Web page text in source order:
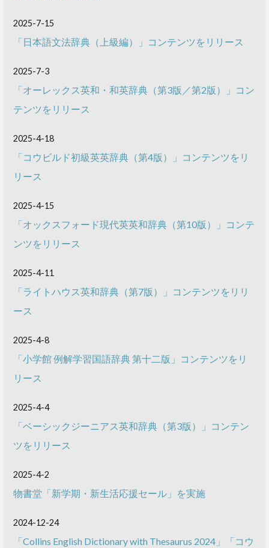
2025-7-15
「日本語文法辞典（上級編）」コンテンツをリリース
2025-7-3
「オーレックス英和・和英辞典（第3版／第2版）」コン
テンツをリリース
2025-4-18
「コウビルド初級英英辞典（第4版）」コンテンツをリ
リース
2025-4-15
「オックスフォード現代英英和辞典（第10版）」コンテ
ンツをリリース
2025-4-11
「ライトハウス英和辞典（第7版）」コンテンツをリリ
ース
2025-4-8
「小学館 例解学習国語辞典 第十二版」コンテンツをリ
リース
2025-4-4
「ベーシックジーニアス英和辞典（第3版）」コンテン
ツをリリース
2025-4-2
物書堂「新学期・新生活応援セール」を実施
2024-12-24
「Collins English Dictionary with Thesaurus 2024」「コウ